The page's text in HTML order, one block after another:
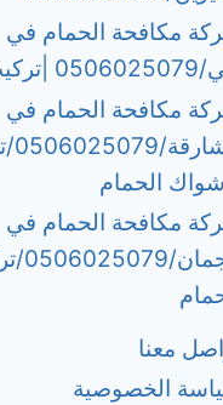
مكافحة الحمام في
طارد الحمام
مكافحة الحمام في
الحمام
مكافحة الحمام في
معنا
الخصوصية